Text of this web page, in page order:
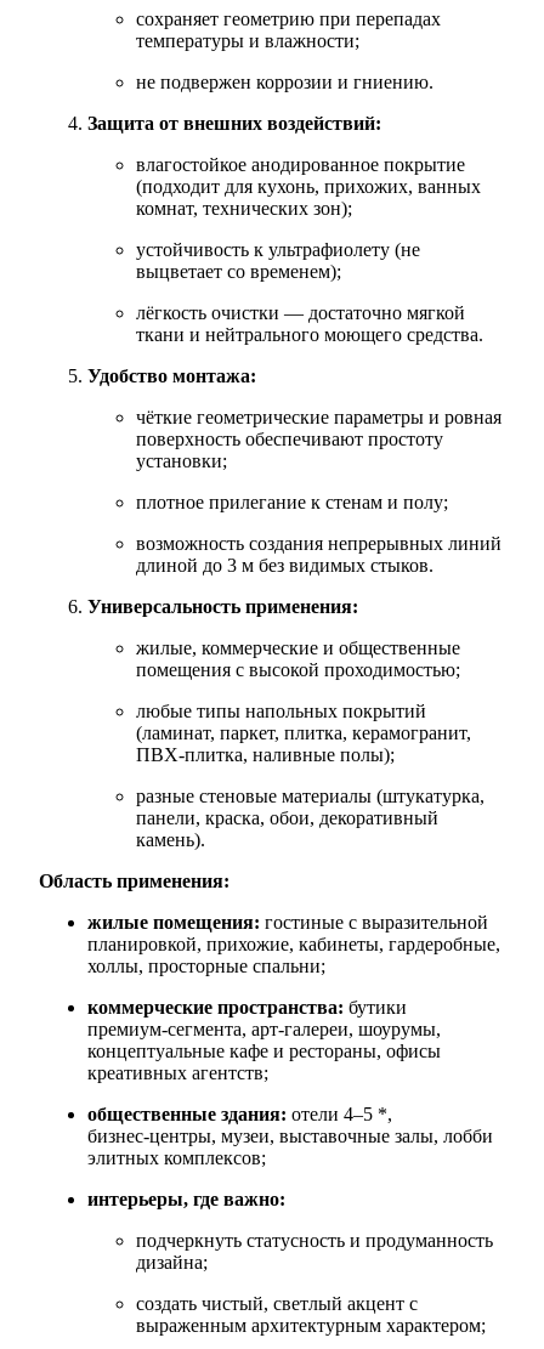
сохраняет геометрию при перепадах
температуры и влажности;
не подвержен коррозии и гниению.
Защита от внешних воздействий:
влагостойкое анодированное покрытие
(подходит для кухонь, прихожих, ванных
комнат, технических зон);
устойчивость к ультрафиолету (не
выцветает со временем);
лёгкость очистки — достаточно мягкой
ткани и нейтрального моющего средства.
Удобство монтажа:
чёткие геометрические параметры и ровная
поверхность обеспечивают простоту
установки;
плотное прилегание к стенам и полу;
возможность создания непрерывных линий
длиной до 3 м без видимых стыков.
Универсальность применения:
жилые, коммерческие и общественные
помещения с высокой проходимостью;
любые типы напольных покрытий
(ламинат, паркет, плитка, керамогранит,
ПВХ‑плитка, наливные полы);
разные стеновые материалы (штукатурка,
панели, краска, обои, декоративный
камень).
Область применения:
жилые помещения: гостиные с выразительной
планировкой, прихожие, кабинеты, гардеробные,
холлы, просторные спальни;
коммерческие пространства: бутики
премиум‑сегмента, арт‑галереи, шоурумы,
концептуальные кафе и рестораны, офисы
креативных агентств;
общественные здания: отели 4–5 *,
бизнес‑центры, музеи, выставочные залы, лобби
элитных комплексов;
интерьеры, где важно:
подчеркнуть статусность и продуманность
дизайна;
создать чистый, светлый акцент с
выраженным архитектурным характером;